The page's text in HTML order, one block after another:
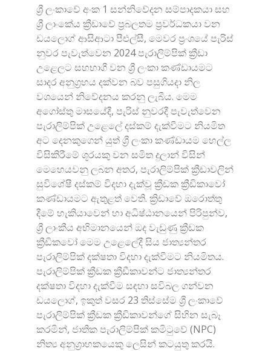
ශ්‍රී ලංකාවේ අංක 1 සන්නිවේදන සම්පාදකයා සහ
ශ්‍රී ලාංකේය ක්‍රීඩාවේ ප්‍රබලතම ප්‍රවර්ධකයා වන
ඩයලොග් ආසිආටා පීඑල්සී, මෙවර ප්‍රංශයේ පැරිස්
නුවර පැවැත්වෙන 2024 පැරාලිම්පික් ක්‍රීඩා
උළෙලට සහභාගී වන ශ්‍රී ලංකා කණ්ඩායමට
සාදර අනුග්‍රහය දක්වන බව පසුගියදා නිල
වශයෙන් නිවේදනය කරනු ලැබීය. මෙම
අගෝස්තු මාසයේදී, පැරිස් නුවරදී පැවැත්වෙන
පැරාලිම්පික් උළෙලේ දස්කම් දැක්වීමට නියමිත
අට දෙනකුගෙන් යුත් ශ්‍රී ලංකා කණ්ඩායම හෙල්ල
විසිකිරීමේ ශූරයකු වන සමිත දුලාන් විසින්
මෙහෙයවනු ලබන අතර, පැරාලිම්පික් ක්‍රීඩාවලින්
සුවිශේෂී දස්කම් විදහා දැක්වූ ක්‍රීඩක ක්‍රීඩිකාවෝ
කණ්ඩායමට ඇතුළත් වෙති. ක්‍රිඩාවේ ඔරොත්තු
දීමේ හැකියාවෙන් හා අධිෂ්ඨානයෙන් පිරිපුන්ව,
ශ්‍රී ලාංකීය අභිමානයෙන් ඔද වැඩුණු ක්‍රීඩක
ක්‍රීඩිකවෝ මෙම උළෙලේදී සිය ජාත්‍යන්තර
පැරාලිම්පික් දක්ෂතා විදහා දැක්වීමට නියමිතය.
පැරාලිම්පික් ක්‍රීඩක ක්‍රීඩීකාවන්ට ජාත්‍යන්තර
දක්ෂතා විදහා දැක්වීම සඳහා සවිබල ගන්වන
ඩයලොග්, ඉකුත් වසර 23 තිස්සේම ශ්‍රී ලංකාවේ
පැරාලිම්පික් ක්‍රීඩක ක්‍රීඩිකාවන්‌ගේ සිහින සැබෑ
කරමින්, ජාතික පැරාලිම්පික් කමිටුවේ (NPC)
නිත්‍ය අනුග්‍රාහකයෙකු ලෙසින් කටයුතු කරයි.